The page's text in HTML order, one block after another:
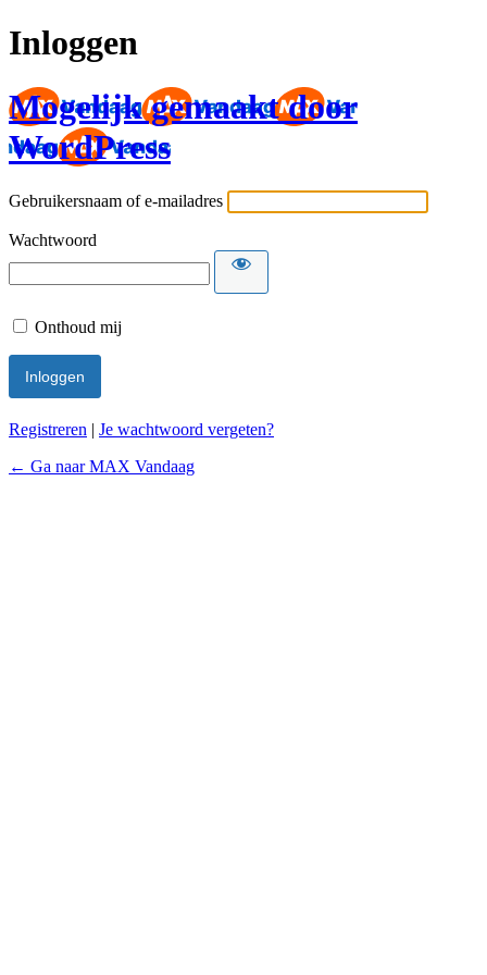
Inloggen
Mogelijk gemaakt door
WordPress
Gebruikersnaam of e-mailadres
Wachtwoord
Onthoud mij
Registreren | Je wachtwoord vergeten?
← Ga naar MAX Vandaag